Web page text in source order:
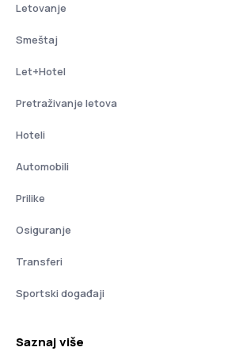
Letovanje
Smeštaj
Let+Hotel
Pretraživanje letova
Hoteli
Automobili
Prilike
Osiguranje
Transferi
Sportski događaji
Saznaj više